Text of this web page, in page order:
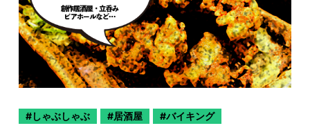
しゃぶしゃぶ 居酒屋 バイキング